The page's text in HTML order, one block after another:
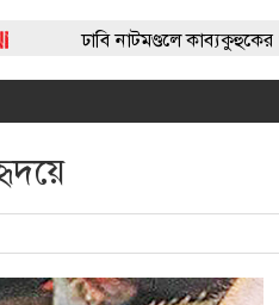
ঢাবি নাটমণ্ডলে কাব্যকুহুকের ‘শ্রাবণ